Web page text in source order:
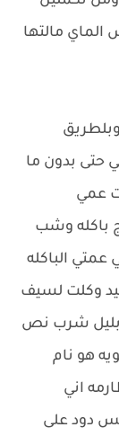
مالتها
حتى بدون ما
عمي
باكله وشب
الباكله
وكلت لسيف
بليل شرب نص
هو نام
اني
دود على